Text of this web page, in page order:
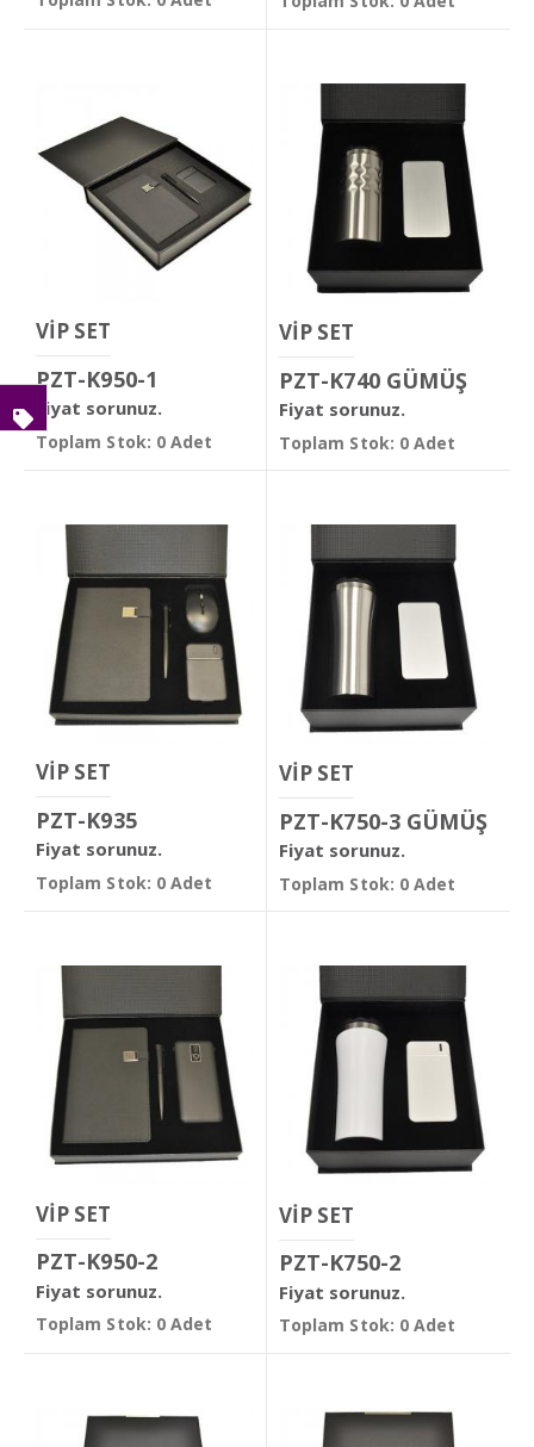
VİP SET
PZT-K950-1
Fiyat sorunuz.
Toplam Stok: 0 Adet
VİP SET
PZT-K740 GÜMÜŞ
Fiyat sorunuz.
Toplam Stok: 0 Adet
VİP SET
PZT-K935
Fiyat sorunuz.
Toplam Stok: 0 Adet
VİP SET
PZT-K750-3 GÜMÜŞ
Fiyat sorunuz.
Toplam Stok: 0 Adet
VİP SET
PZT-K950-2
Fiyat sorunuz.
Toplam Stok: 0 Adet
VİP SET
PZT-K750-2
Fiyat sorunuz.
Toplam Stok: 0 Adet